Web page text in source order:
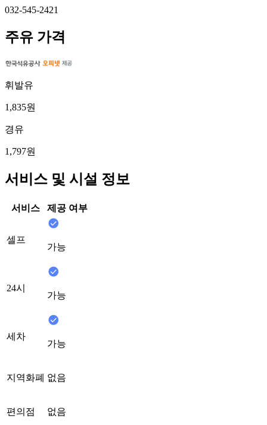
032-545-2421
주유 가격
휘발유
1,835원
경유
1,797원
서비스 및 시설 정보
서비스 제공 여부
셀프
가능
24시
가능
세차
가능
지역화폐 없음
편의점 없음